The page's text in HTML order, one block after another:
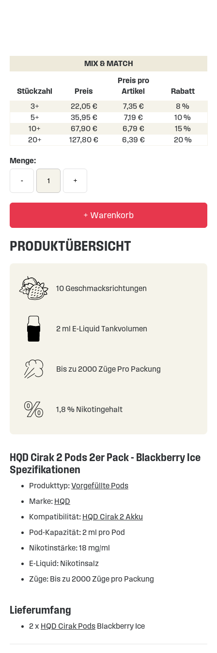
the
the
gallery
MIX & MATCH
Stückzahl Preis
Preis pro
Artikel
Rabatt
3+
22,05 € 7,35 €
8 %
5+
35,95 € 7,19 €
10 %
10+
67,90 € 6,79 €
15 %
20+
127,80 € 6,39 € 20 %
Menge:
- +
+ Warenkorb
PRODUKTÜBERSICHT
10 Geschmacksrichtungen
2 ml E-Liquid Tankvolumen
Bis zu 2000 Züge Pro Packung
1,8 % Nikotingehalt
HQD Cirak 2 Pods 2er Pack - Blackberry Ice
Spezifikationen
Produkttyp:Vorgefüllte Pods
Marke: HQD
Kompatibilität: HQD Cirak 2 Akku
Pod-Kapazität: 2 ml pro Pod
Nikotinstärke: 18 mg/ml
E-Liquid: Nikotinsalz
Züge: Bis zu 2000 Züge pro Packung
Lieferumfang
2 x HQD Cirak Pods Blackberry Ice